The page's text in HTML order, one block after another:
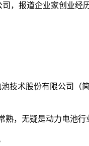
司，报道企业家创业
技术股份有限公司（
，无疑是动力电池行